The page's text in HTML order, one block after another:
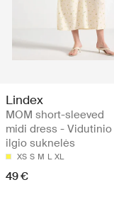
Lindex
MOM short-sleeved
midi dress - Vidutinio
ilgio suknelės
XS S M L XL
49 €